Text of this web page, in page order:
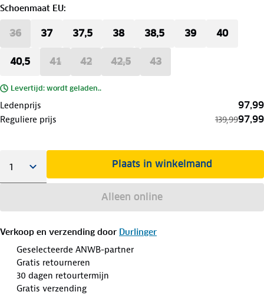
Schoenmaat EU:
36 37 37,5 38 38,5 39 40
40,5 41 42 42,5 43
Levertijd: wordt geladen..
Ledenprijs 97,99
Reguliere prijs 139,9997,99
Plaats in winkelmand
Alleen online
Verkoop en verzending door Durlinger
Geselecteerde ANWB-partner
Gratis retourneren
30 dagen retourtermijn
Gratis verzending